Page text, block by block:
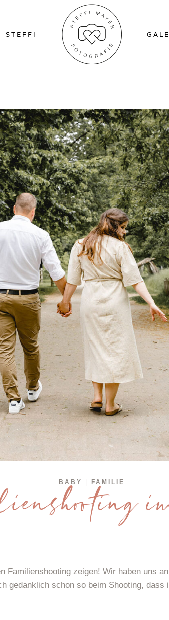
STEFFI
BABY | FAMILIE
Familienshooting zeigen! Wir haben uns
gedanklich schon so beim Shooting,